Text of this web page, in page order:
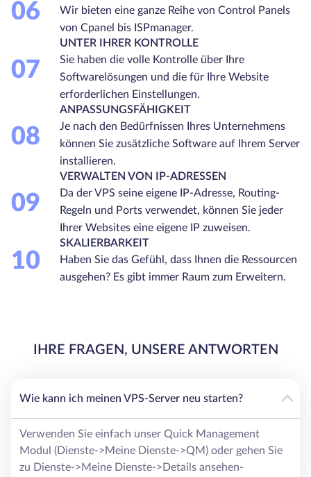
06
Wir bieten eine ganze Reihe von Control Panels
von Cpanel bis ISPmanager.
07
UNTER IHRER KONTROLLE
Sie haben die volle Kontrolle über Ihre
Softwarelösungen und die für Ihre Website
erforderlichen Einstellungen.
08
ANPASSUNGSFÄHIGKEIT
Je nach den Bedürfnissen Ihres Unternehmens
können Sie zusätzliche Software auf Ihrem Server
installieren.
09
VERWALTEN VON IP-ADRESSEN
Da der VPS seine eigene IP-Adresse, Routing-
Regeln und Ports verwendet, können Sie jeder
Ihrer Websites eine eigene IP zuweisen.
10
SKALIERBARKEIT
Haben Sie das Gefühl, dass Ihnen die Ressourcen
ausgehen? Es gibt immer Raum zum Erweitern.
IHRE FRAGEN, UNSERE ANTWORTEN
Wie kann ich meinen VPS-Server neu starten?
Verwenden Sie einfach unser Quick Management
Modul (Dienste->Meine Dienste->QM) oder gehen Sie
zu Dienste->Meine Dienste->Details ansehen-